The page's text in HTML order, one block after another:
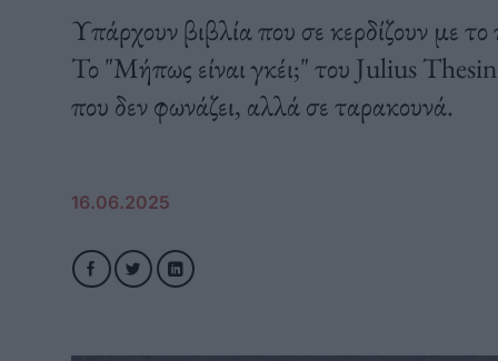
Υπάρχουν βιβλία που σε κερδίζουν με
Το "Μήπως είναι γκέι;" του Julius
που δεν φωνάζει, αλλά σε ταρακουνά.
16.06.2025